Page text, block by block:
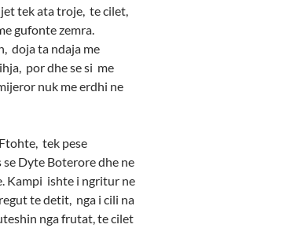
tek ata troje, te cilet,
gufonte zemra.
doja ta ndaja me
por dhe se si me
nuk me erdhi ne
tek pese
Dyte Boterore dhe ne
Kampi ishte i ngritur ne
te detit, nga i cili na
nga frutat, te cilet